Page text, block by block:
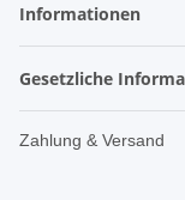
Informationen
Gesetzliche
Zahlung & Versand